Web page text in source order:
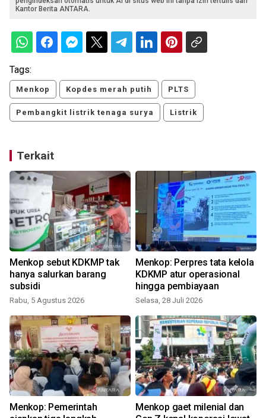
Kantor Berita ANTARA.
Tags:
Menkop Kopdes merah putih PLTS
Pembangkit listrik tenaga surya Listrik
Terkait
Menkop sebut KDKMP tak
hanya salurkan barang
subsidi
Rabu, 5 Agustus 2026
Menkop: Perpres tata kelola
KDKMP atur operasional
hingga pembiayaan
Selasa, 28 Juli 2026
Menkop: Pemerintah
Menkop gaet milenial dan